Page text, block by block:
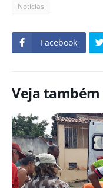
Notícias
Facebook
Veja também